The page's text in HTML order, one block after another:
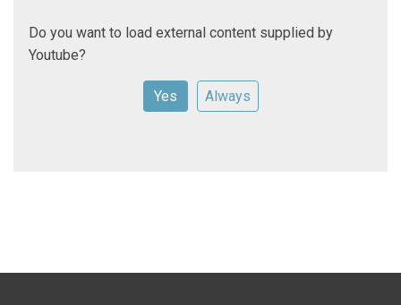
Do you want to load external content supplied by
Youtube?
Yes Always